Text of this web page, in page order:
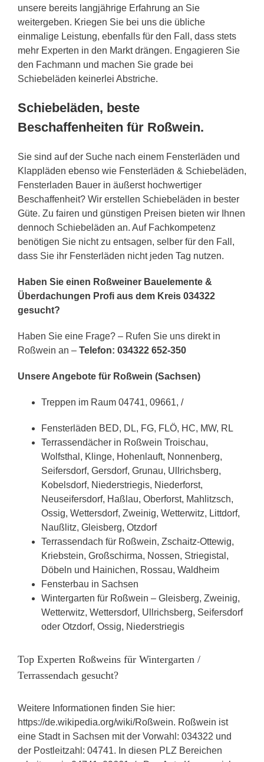
unsere bereits langjährige Erfahrung an Sie
weitergeben. Kriegen Sie bei uns die übliche
einmalige Leistung, ebenfalls für den Fall, dass stets
mehr Experten in den Markt drängen. Engagieren Sie
den Fachmann und machen Sie grade bei
Schiebeläden keinerlei Abstriche.
Schiebeläden, beste
Beschaffenheiten für Roßwein.
Sie sind auf der Suche nach einem Fensterläden und
Klappläden ebenso wie Fensterläden & Schiebeläden,
Fensterladen Bauer in äußerst hochwertiger
Beschaffenheit? Wir erstellen Schiebeläden in bester
Güte. Zu fairen und günstigen Preisen bieten wir Ihnen
dennoch Schiebeläden an. Auf Fachkompetenz
benötigen Sie nicht zu entsagen, selber für den Fall,
dass Sie ihr Fensterläden nicht jeden Tag nutzen.
Haben Sie einen Roßweiner Bauelemente &
Überdachungen Profi aus dem Kreis 034322
gesucht?
Haben Sie eine Frage? – Rufen Sie uns direkt in
Roßwein an – Telefon: 034322 652-350
Unsere Angebote für Roßwein (Sachsen)
Treppen im Raum 04741, 09661, /
Fensterläden BED, DL, FG, FLÖ, HC, MW, RL
Terrassendächer in Roßwein Troischau,
Wolfsthal, Klinge, Hohenlauft, Nonnenberg,
Seifersdorf, Gersdorf, Grunau, Ullrichsberg,
Kobelsdorf, Niederstriegis, Niederforst,
Neuseifersdorf, Haßlau, Oberforst, Mahlitzsch,
Ossig, Wettersdorf, Zweinig, Wetterwitz, Littdorf,
Naußlitz, Gleisberg, Otzdorf
Terrassendach für Roßwein, Zschaitz-Ottewig,
Kriebstein, Großschirma, Nossen, Striegistal,
Döbeln und Hainichen, Rossau, Waldheim
Fensterbau in Sachsen
Wintergarten für Roßwein – Gleisberg, Zweinig,
Wetterwitz, Wettersdorf, Ullrichsberg, Seifersdorf
oder Otzdorf, Ossig, Niederstriegis
Top Experten Roßweins für Wintergarten /
Terrassendach gesucht?
Weitere Informationen finden Sie hier:
https://de.wikipedia.org/wiki/Roßwein. Roßwein ist
eine Stadt in Sachsen mit der Vorwahl: 034322 und
der Postleitzahl: 04741. In diesen PLZ Bereichen